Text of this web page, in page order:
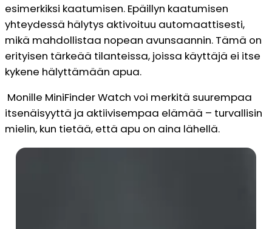
esimerkiksi kaatumisen. Epäillyn kaatumisen
yhteydessä hälytys aktivoituu automaattisesti,
mikä mahdollistaa nopean avunsaannin. Tämä on
erityisen tärkeää tilanteissa, joissa käyttäjä ei itse
kykene hälyttämään apua.
Monille MiniFinder Watch voi merkitä suurempaa
itsenäisyyttä ja aktiivisempaa elämää – turvallisin
mielin, kun tietää, että apu on aina lähellä.